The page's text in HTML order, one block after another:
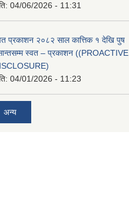
04/06/2026 - 11:31
प्रकाशन २०८२ साल कात्तिक १ देखि पुष
स्वत – प्रकाशन ((PROACTIVE
04/01/2026 - 11:23
अन्य